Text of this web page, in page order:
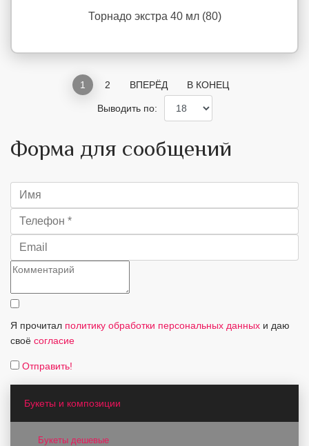
Торнадо экстра 40 мл (80)
1 2 ВПЕРЁД В КОНЕЦ
Выводить по:
Форма для сообщений
Я прочитал политику обработки персональных данных и даю
своё согласие
Отправить!
Букеты и композиции
Букеты дешевые